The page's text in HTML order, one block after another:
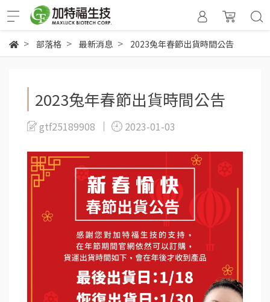
部落格 最新消息 2023兔年春節出貨時間公告
2023兔年春節出貨時間公告
gtf25189908 2023-01-03